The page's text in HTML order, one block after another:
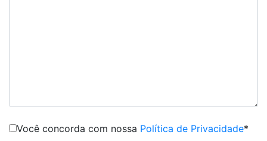
Você concorda com nossa Política de Privacidade*